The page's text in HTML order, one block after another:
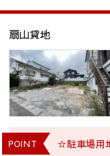
扇山貸地
POINT ☆駐車場用